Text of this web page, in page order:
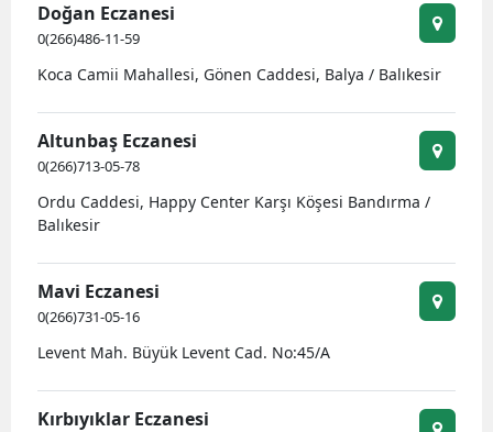
Doğan Eczanesi
0(266)486-11-59
Koca Camii Mahallesi, Gönen Caddesi, Balya / Balıkesir
Altunbaş Eczanesi
0(266)713-05-78
Ordu Caddesi, Happy Center Karşı Köşesi Bandırma /
Balıkesir
Mavi Eczanesi
0(266)731-05-16
Levent Mah. Büyük Levent Cad. No:45/A
Kırbıyıklar Eczanesi